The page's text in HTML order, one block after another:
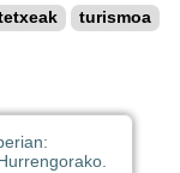
turismoa